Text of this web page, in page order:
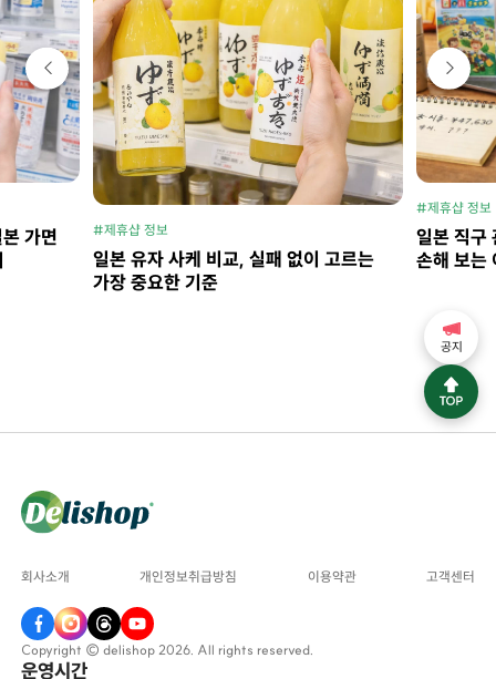
가면
#제휴샵 정보
일본 유자 사케 비교, 실패 없이 고르는
가장 중요한 기준
#제휴샵 정보
일본 직구
손해 보는
회사소개 개인정보취급방침 이용약관 고객센터
Copyright © delishop 2026. All rights reserved.
운영시간
공지